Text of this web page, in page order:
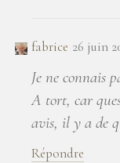
fabrice 26 juin
Je ne connais
A tort, car
avis, il y a de
Répondre